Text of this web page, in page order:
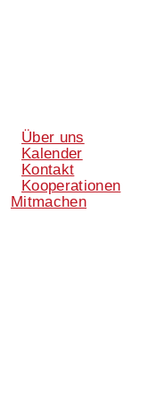
Über uns
Kalender
Kontakt
Kooperationen
Mitmachen